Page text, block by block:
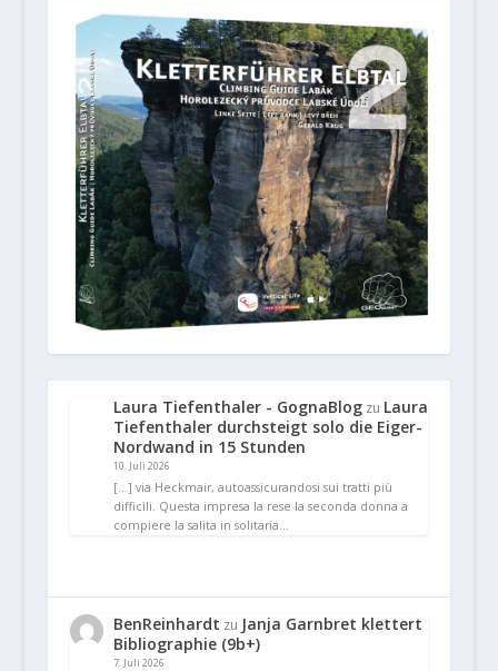
Laura Tiefenthaler - GognaBlogzu Laura
Tiefenthaler durchsteigt solo die Eiger-
Nordwand in 15 Stunden
10. Juli 2026
[…] via Heckmair, autoassicurandosi sui tratti più
difficili. Questa impresa la rese la seconda donna a
compiere la salita in solitaria…
BenReinhardt zu Janja Garnbret klettert
Bibliographie (9b+)
7. Juli 2026